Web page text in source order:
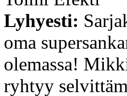
Lyhyesti:
oma
olemassa!
ryhtyy